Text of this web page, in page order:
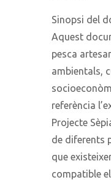
Sinopsi del
Aquest
pesca
ambientals,
referència
Projecte
de diferents
que
compatible